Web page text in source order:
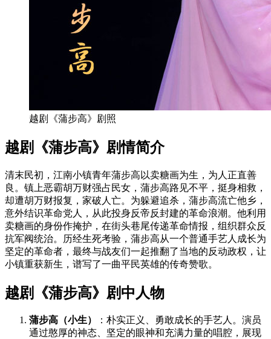
越剧《蒲步高》剧照
越剧《蒲步高》剧情简介
清末民初，江南小镇青年蒲步高以卖糖画为生，为人正直善
良。镇上恶霸胡万财强占民女，蒲步高路见不平，挺身相救，
却遭胡万财报复，家破人亡。为躲避追杀，蒲步高流亡他乡，
意外结识革命党人，从此投身反帝反封建的革命浪潮。他利用
卖糖画的身份作掩护，在街头巷尾传递革命情报，组织群众反
抗军阀统治。历经生死考验，蒲步高从一个普通手艺人成长为
坚定的革命者，最终与战友们一起推翻了当地的反动政权，让
小镇重获新生，谱写了一曲平民英雄的传奇赞歌。
越剧《蒲步高》剧中人物
蒲步高（小生）
：朴实正义、勇敢成长的手艺人。演员
通过憨厚的神态、坚定的眼神和充满力量的唱腔，展现